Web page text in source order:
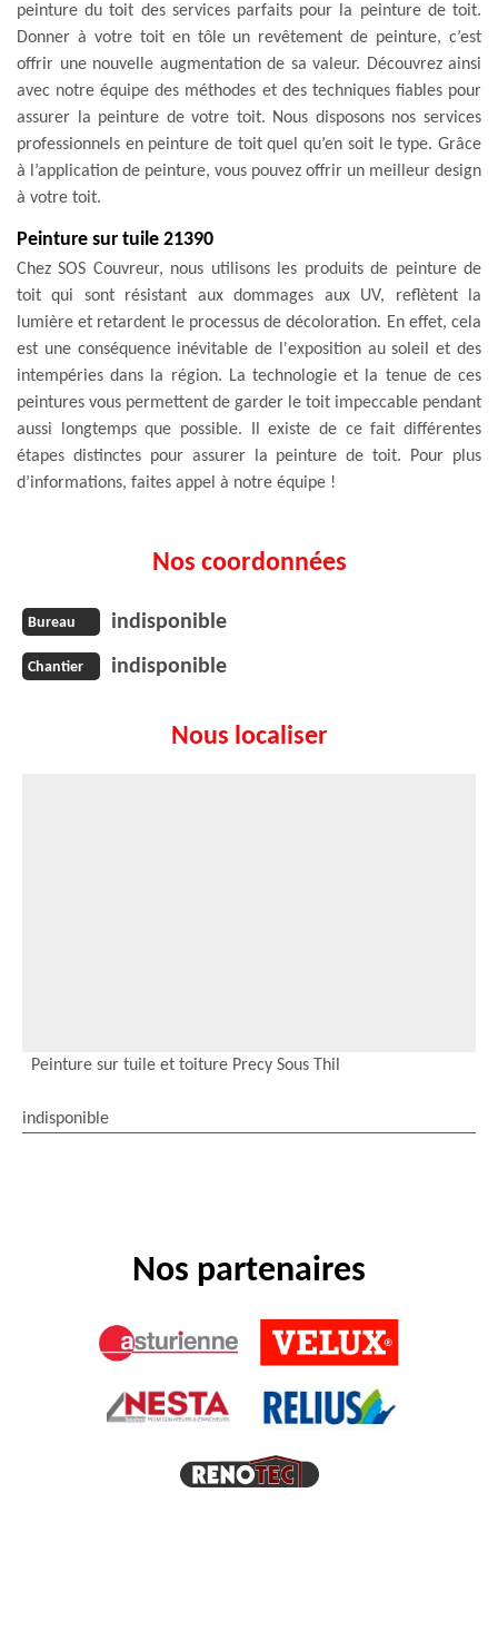
peinture du toit des services parfaits pour la peinture de toit.
Donner à votre toit en tôle un revêtement de peinture, c’est
offrir une nouvelle augmentation de sa valeur. Découvrez ainsi
avec notre équipe des méthodes et des techniques fiables pour
assurer la peinture de votre toit. Nous disposons nos services
professionnels en peinture de toit quel qu’en soit le type. Grâce
à l’application de peinture, vous pouvez offrir un meilleur design
à votre toit.
Peinture sur tuile 21390
Chez SOS Couvreur, nous utilisons les produits de peinture de
toit qui sont résistant aux dommages aux UV, reflètent la
lumière et retardent le processus de décoloration. En effet, cela
est une conséquence inévitable de l'exposition au soleil et des
intempéries dans la région. La technologie et la tenue de ces
peintures vous permettent de garder le toit impeccable pendant
aussi longtemps que possible. Il existe de ce fait différentes
étapes distinctes pour assurer la peinture de toit. Pour plus
d’informations, faites appel à notre équipe !
Nos coordonnées
Bureau indisponible
Chantier indisponible
Nous localiser
Peinture sur tuile et toiture Precy Sous Thil
indisponible
Nos partenaires